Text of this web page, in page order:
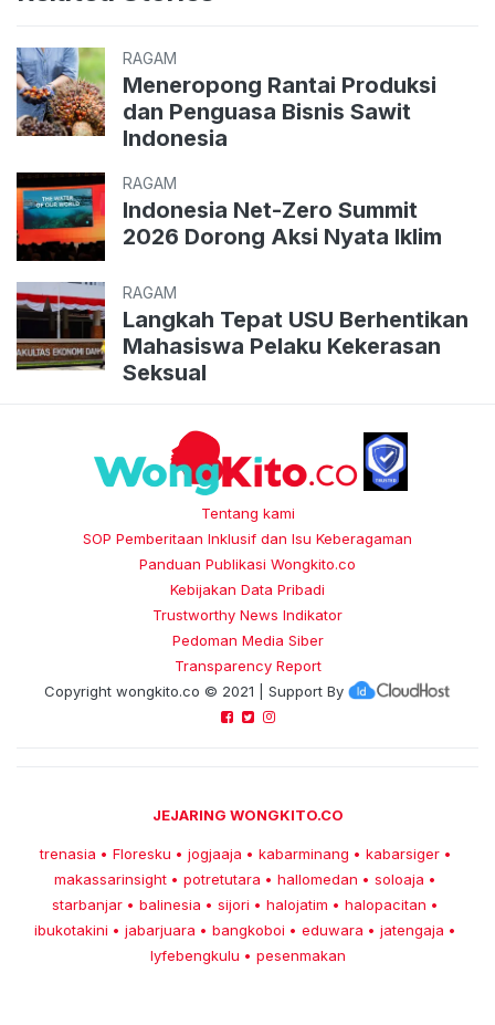
RAGAM
Meneropong Rantai Produksi
dan Penguasa Bisnis Sawit
Indonesia
RAGAM
Indonesia Net-Zero Summit
2026 Dorong Aksi Nyata Iklim
RAGAM
Langkah Tepat USU Berhentikan
Mahasiswa Pelaku Kekerasan
Seksual
Tentang kami
SOP Pemberitaan Inklusif dan Isu Keberagaman
Panduan Publikasi Wongkito.co
Kebijakan Data Pribadi
Trustworthy News Indikator
Pedoman Media Siber
Transparency Report
Copyright wongkito.co © 2021 | Support By
JEJARING WONGKITO.CO
trenasia • Floresku • jogjaaja • kabarminang • kabarsiger •
makassarinsight • potretutara • hallomedan • soloaja •
starbanjar • balinesia • sijori • halojatim • halopacitan •
ibukotakini • jabarjuara • bangkoboi • eduwara • jatengaja •
lyfebengkulu • pesenmakan